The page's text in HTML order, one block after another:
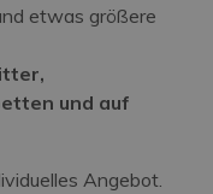
etwas größere
und auf
Angebot.